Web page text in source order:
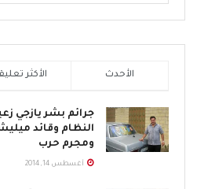
الأكثر الأحدث
جرائم بشر يازجي
النظام وقائد
ومجرم حرب
أغسطس 14, 2014